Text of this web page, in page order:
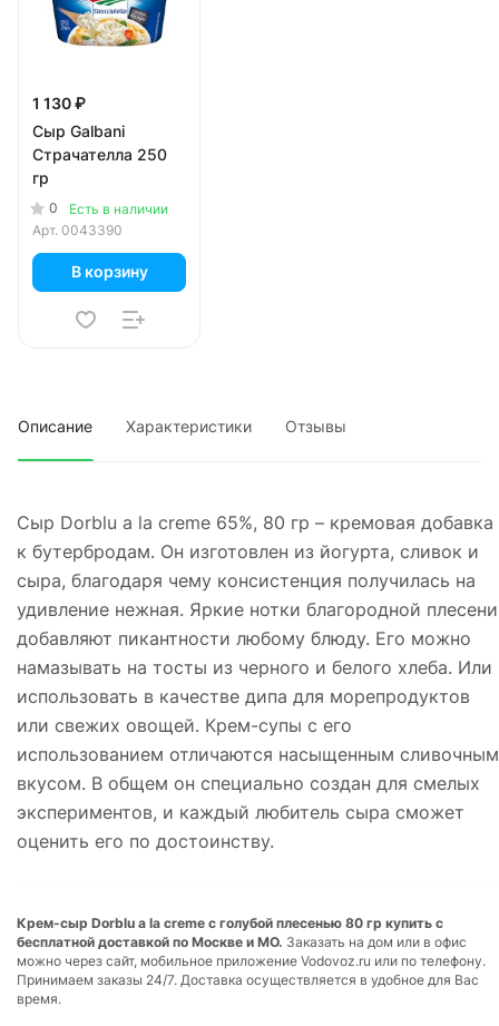
1 130 ₽
Сыр Galbani
Страчателла 250
гр
0
Есть в наличии
Арт. 0043390
В корзину
Описание Характеристики Отзывы
Сыр Dorblu a la creme 65%, 80 гр – кремовая добавка
к бутербродам. Он изготовлен из йогурта, сливок и
сыра, благодаря чему консистенция получилась на
удивление нежная. Яркие нотки благородной плесени
добавляют пикантности любому блюду. Его можно
намазывать на тосты из черного и белого хлеба. Или
использовать в качестве дипа для морепродуктов
или свежих овощей. Крем-супы с его
использованием отличаются насыщенным сливочным
вкусом. В общем он специально создан для смелых
экспериментов, и каждый любитель сыра сможет
оценить его по достоинству.
Крем-сыр Dorblu a la creme с голубой плесенью 80 гр купить с
бесплатной доставкой по Москве и МО. Заказать на дом или в офис
можно через сайт, мобильное приложение Vodovoz.ru или по телефону.
Принимаем заказы 24/7. Доставка осуществляется в удобное для Вас
время.